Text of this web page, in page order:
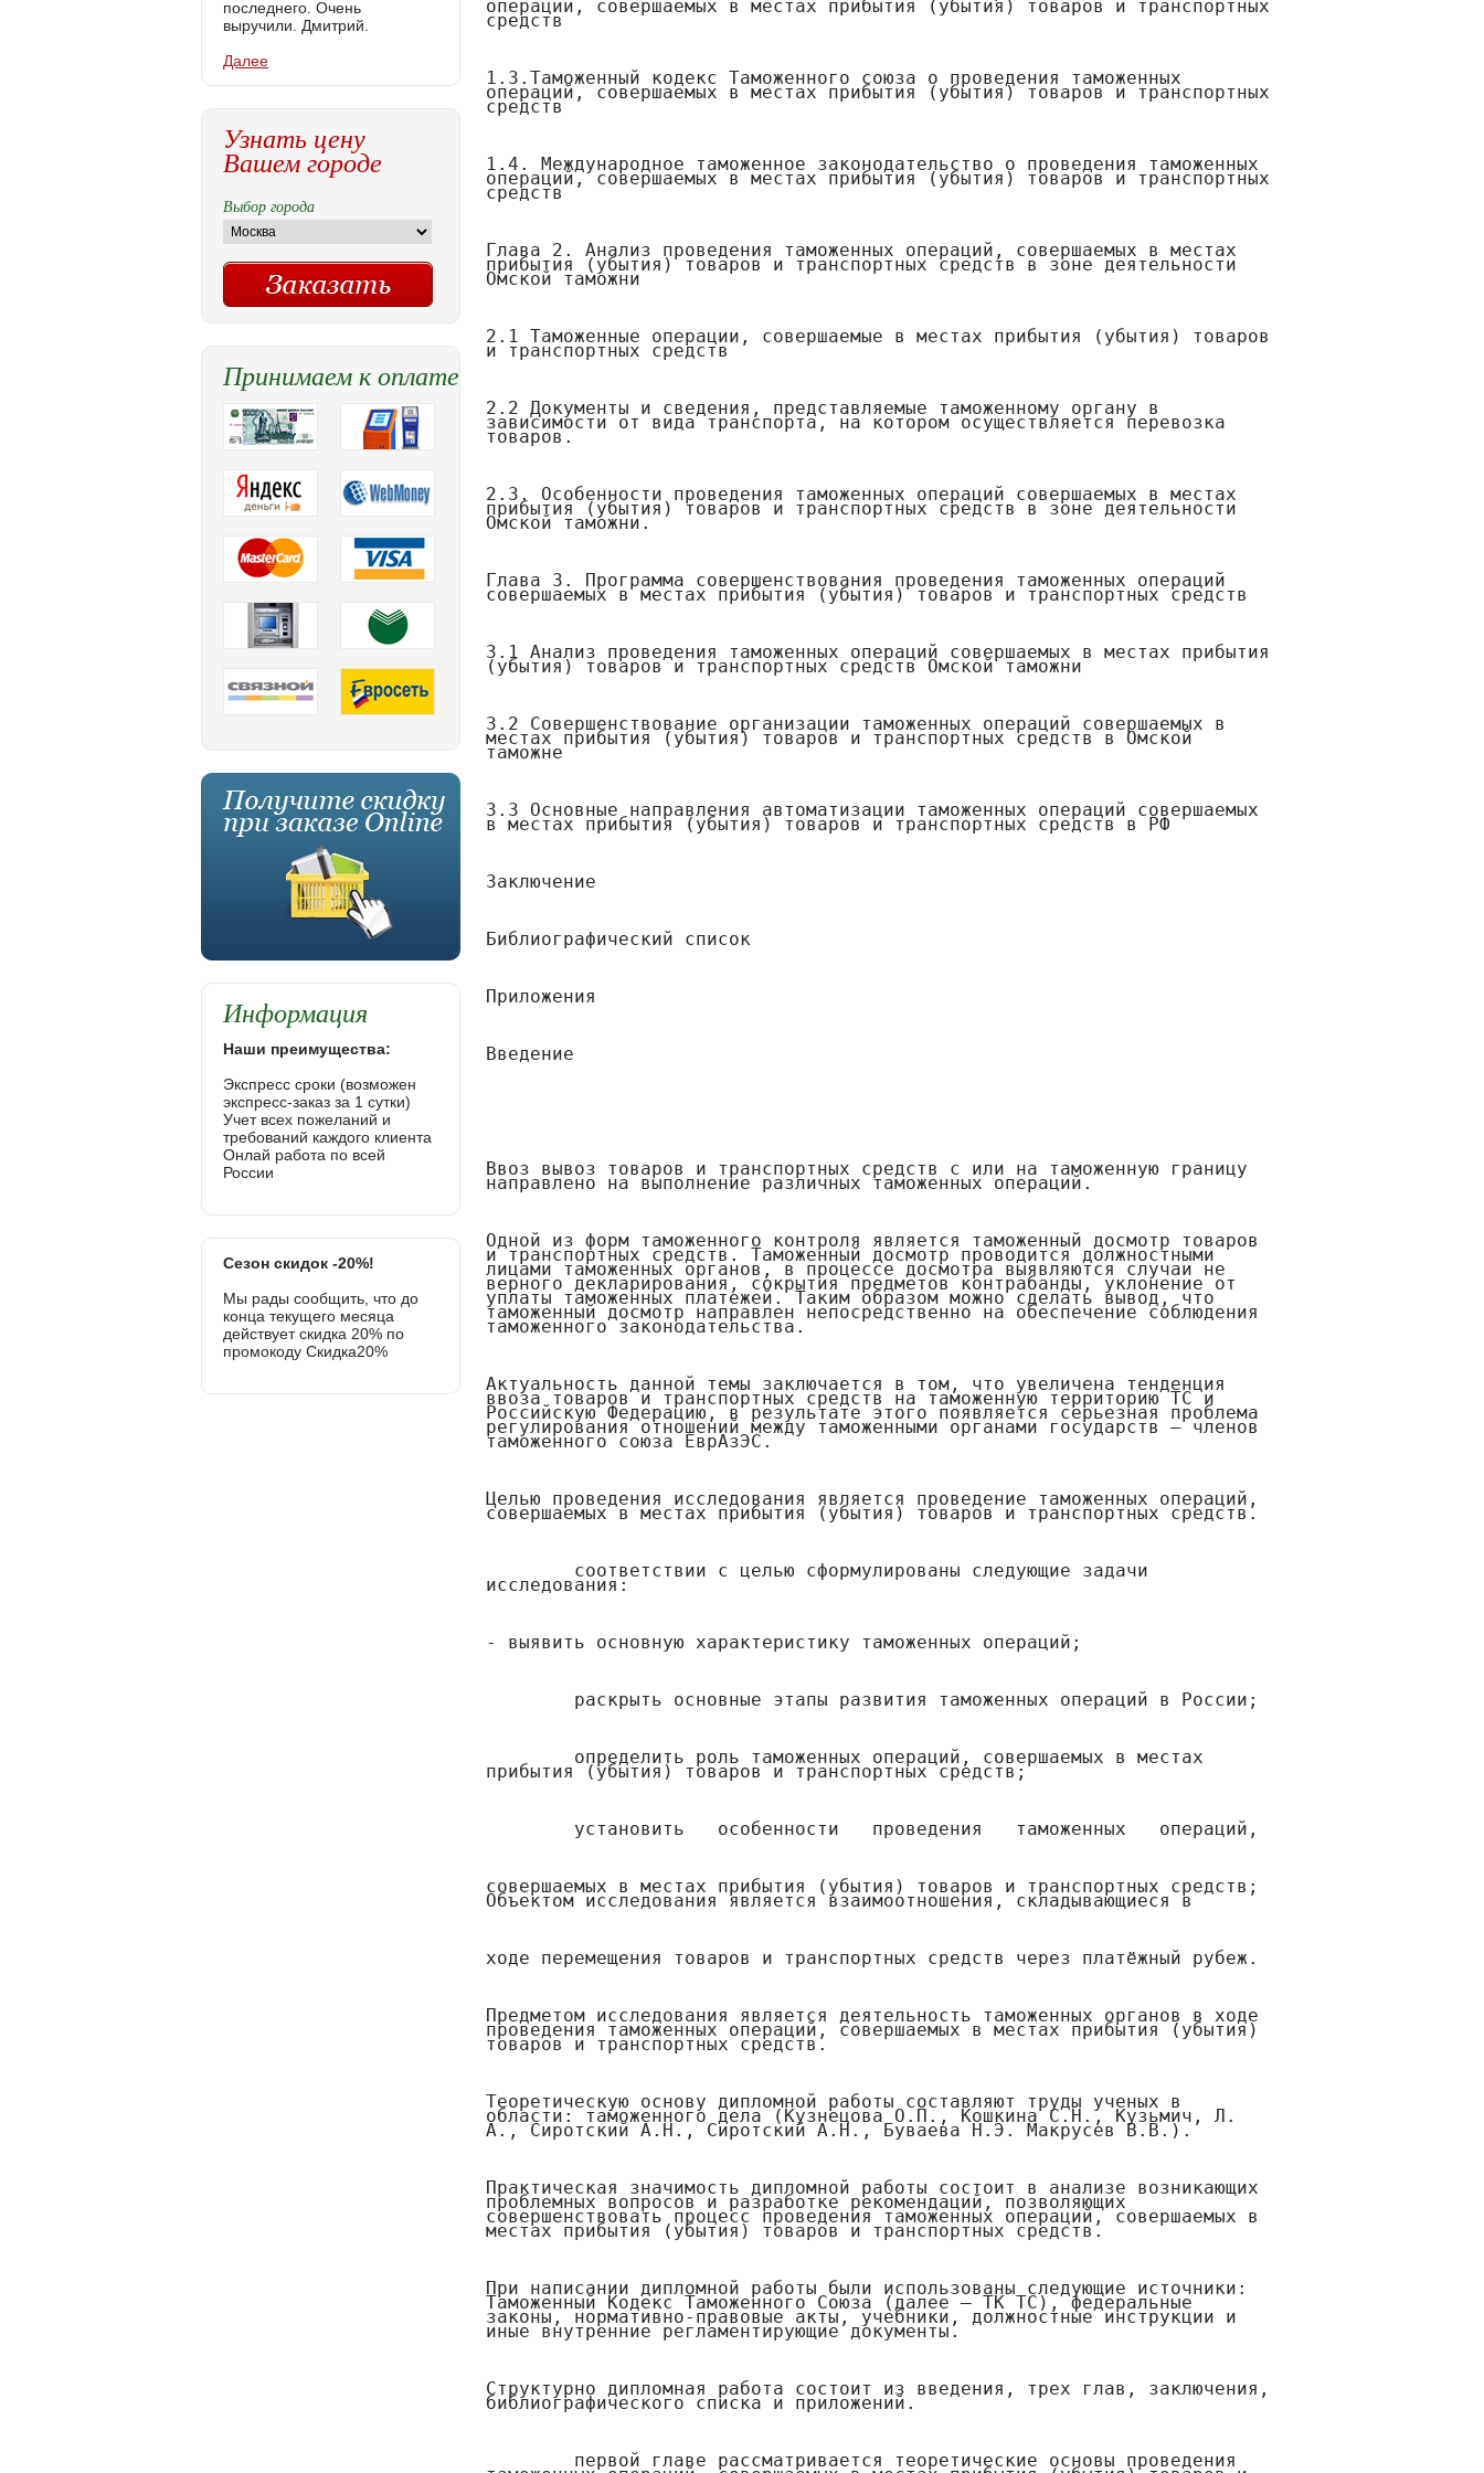
последнего. Очень
выручили. Дмитрий.
Далее
Узнать цену
Вашем городе
Выбор города
Принимаем к оплате
Информация
Наши преимущества:
Экспресс сроки (возможен
экспресс-заказ за 1 сутки)
Учет всех пожеланий и
требований каждого клиента
Онлай работа по всей
России
Сезон скидок -20%!
Мы рады сообщить, что до
конца текущего месяца
действует скидка 20% по
промокоду Скидка20%